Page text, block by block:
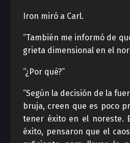
Iron miró a Carl.
“También me informó de
grieta dimensional en el
“¿Por qué?”
“Según la decisión de la
bruja, creen que es poco
tener éxito en el noreste.
éxito, pensaron que el